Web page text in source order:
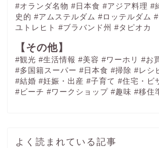
#オランダ名物 #日本食 #アジア料理 #
史的 #アムステルダム #ロッテルダム
ユトレヒト #ブラバンド州 #タピオカ
【その他】
#観光 #生活情報 #美容 #ワーホリ #お
#多国籍スーパー #日本食 #掃除 #レシ
#結婚 #妊娠・出産 #子育て #住宅・ビ
#ビーチ #ワークショップ #趣味 #移住
よく読まれている記事